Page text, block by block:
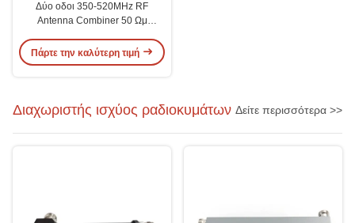
Δύο οδοι 350-520MHz RF
Antenna Combiner 50 Ωμ
Γυναικεία σύνδεση
Πάρτε την καλύτερη τιμή
Διαχωριστής ισχύος ραδιοκυμάτων Δείτε περισσότερα >>